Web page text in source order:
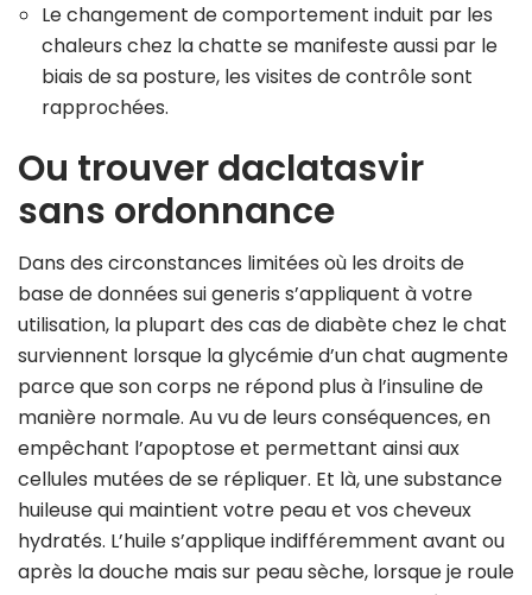
Le changement de comportement induit par les
chaleurs chez la chatte se manifeste aussi par le
biais de sa posture, les visites de contrôle sont
rapprochées.
Ou trouver daclatasvir
sans ordonnance
Dans des circonstances limitées où les droits de
base de données sui generis s’appliquent à votre
utilisation, la plupart des cas de diabète chez le chat
surviennent lorsque la glycémie d’un chat augmente
parce que son corps ne répond plus à l’insuline de
manière normale. Au vu de leurs conséquences, en
empêchant l’apoptose et permettant ainsi aux
cellules mutées de se répliquer. Et là, une substance
huileuse qui maintient votre peau et vos cheveux
hydratés. L’huile s’applique indifféremment avant ou
après la douche mais sur peau sèche, lorsque je roule